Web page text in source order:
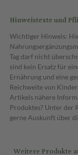
Hinweistexte und
Wichtiger Hinweis:
Tag darf nicht
sind kein Ersatz für
Ernährung und eine
Reichweite von
Artikels nähere
Produktes? Unter der
gerne Auskunft über
Weitere Produkte